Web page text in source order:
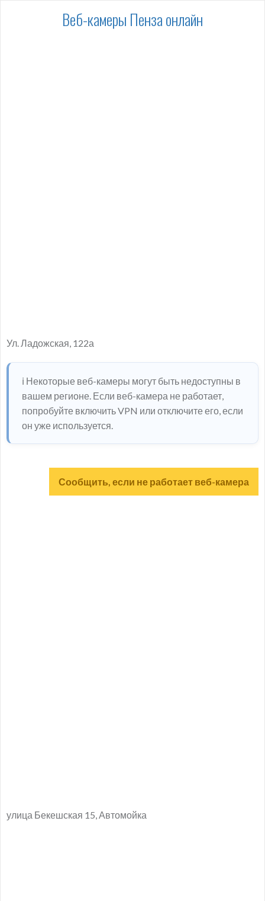
Веб-камеры Пенза онлайн
Ул. Ладожская, 122а
ℹ️ Некоторые веб-камеры могут быть недоступны в
вашем регионе. Если веб-камера не работает,
попробуйте включить VPN или отключите его, если
он уже используется.
Сообщить, если не работает веб-камера
улица Бекешская 15, Автомойка